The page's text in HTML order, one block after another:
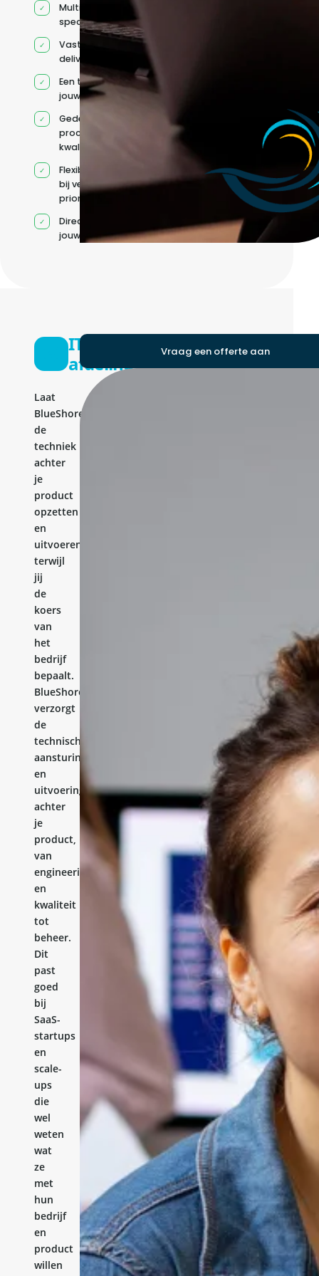
Multidisciplinaire
specialisten
Vaste
deliverycoördinatie
Een team rond
jouw roadmap
Gedeelde
processen en
kwaliteitsnormen
Flexibele capaciteit
bij veranderende
prioriteiten
Direct contact met
jouw team
IT-
afdeling
Laat
BlueShores
de
techniek
achter
je
product
opzetten
en
uitvoeren,
terwijl
jij
de
koers
van
het
bedrijf
bepaalt.
BlueShores
verzorgt
de
technische
aansturing
en
uitvoering
achter
je
product,
van
engineering
en
kwaliteit
tot
beheer.
Dit
past
goed
bij
SaaS-
startups
en
scale-
ups
die
wel
weten
wat
ze
met
hun
bedrijf
en
product
willen
Vraag een offerte aan